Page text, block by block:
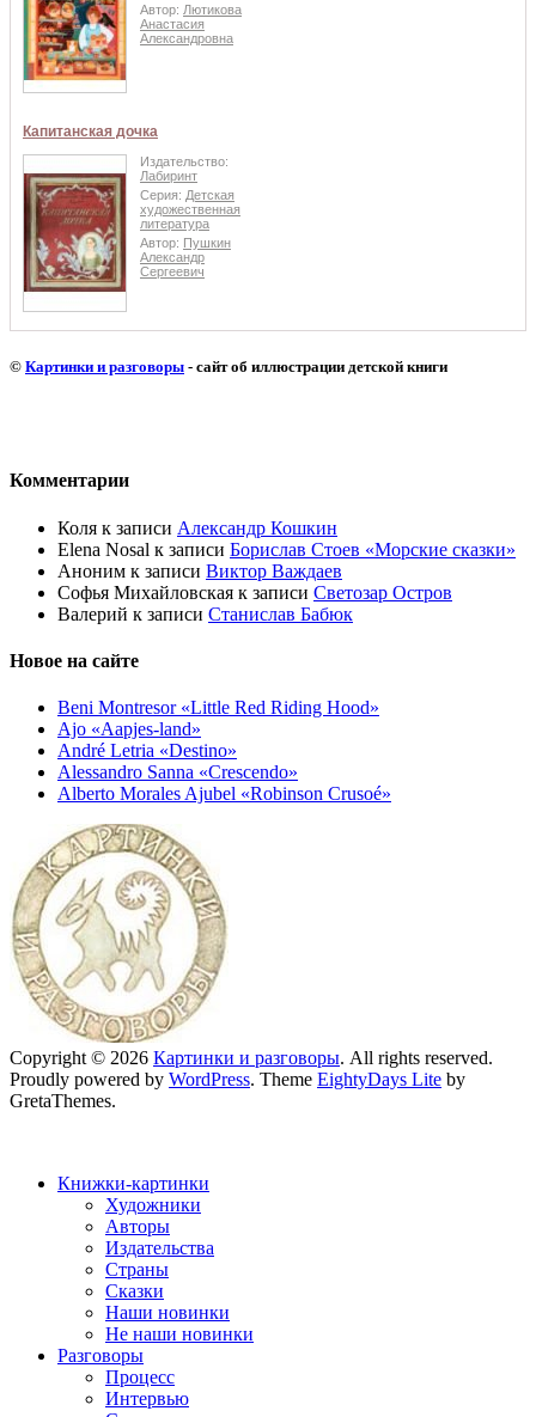
Автор: Лютикова
Анастасия
Александровна
Капитанская дочка
Издательство:
Лабиринт
Серия: Детская
художественная
литература
Автор: Пушкин
Александр
Сергеевич
© Картинки и разговоры - сайт об иллюстрации детской книги
Комментарии
Коля к записи Александр Кошкин
Elena Nosal к записи Борислав Стоев «Морские сказки»
Аноним к записи Виктор Важдаев
Софья Михайловская к записи Светозар Остров
Валерий к записи Станислав Бабюк
Новое на сайте
Beni Montresor «Little Red Riding Hood»
Ajo «Aapjes-land»
André Letria «Destino»
Alessandro Sanna «Crescendo»
Alberto Morales Ajubel «Robinson Crusoé»
Copyright © 2026 Картинки и разговоры. All rights reserved.
Proudly powered by WordPress. Theme EightyDays Lite by
GretaThemes.
Книжки-картинки
Художники
Авторы
Издательства
Страны
Сказки
Наши новинки
Не наши новинки
Разговоры
Процесс
Интервью